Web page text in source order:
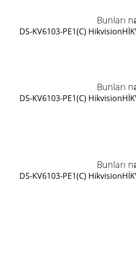
Bunları
DS-KV6103-PE1(C) Hikvision
Bunları
DS-KV6103-PE1(C) Hikvision
Bunları
DS-KV6103-PE1(C) Hikvision